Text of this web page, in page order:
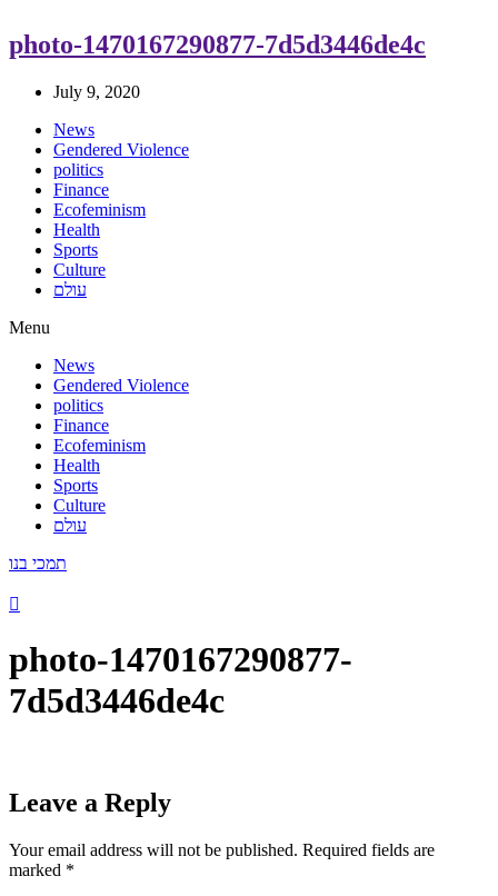
photo-1470167290877-7d5d3446de4c
July 9, 2020
News
Gendered Violence
politics
Finance
Ecofeminism
Health
Sports
Culture
עולם
Menu
News
Gendered Violence
politics
Finance
Ecofeminism
Health
Sports
Culture
עולם
תמכי בנו
photo-1470167290877-
7d5d3446de4c
Leave a Reply
Your email address will not be published. Required fields are
marked *